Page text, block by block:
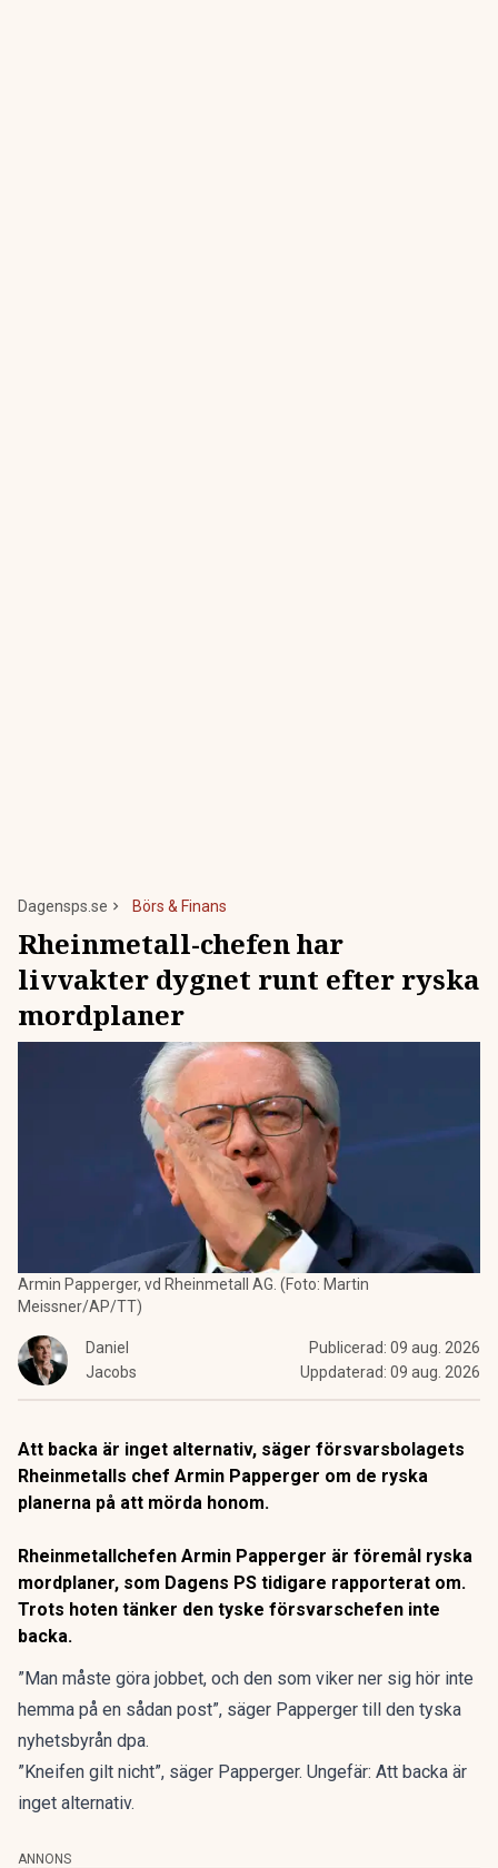
Dagensps.se Börs & Finans
Rheinmetall-chefen har
livvakter dygnet runt efter ryska
mordplaner
Armin Papperger, vd Rheinmetall AG. (Foto: Martin
Meissner/AP/TT)
Daniel
Jacobs
Publicerad: 09 aug. 2026
Uppdaterad: 09 aug. 2026
Att backa är inget alternativ, säger försvarsbolagets
Rheinmetalls chef Armin Papperger om de ryska
planerna på att mörda honom.
Rheinmetallchefen Armin Papperger är föremål ryska
mordplaner, som Dagens PS tidigare rapporterat om.
Trots hoten tänker den tyske försvarschefen inte
backa.
”Man måste göra jobbet, och den som viker ner sig hör inte
hemma på en sådan post”, säger Papperger till den tyska
nyhetsbyrån dpa.
”Kneifen gilt nicht”, säger Papperger. Ungefär: Att backa är
inget alternativ.
ANNONS